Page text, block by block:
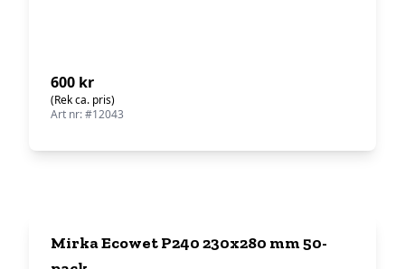
600 kr
(Rek ca. pris)
Art nr: #12043
Mirka Ecowet P240 230x280 mm 50-